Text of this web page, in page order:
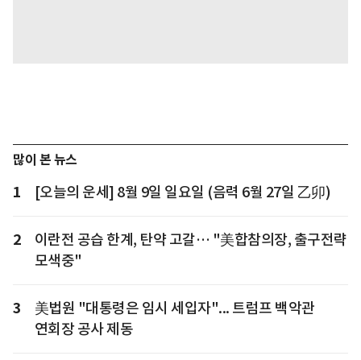
많이 본 뉴스
1 [오늘의 운세] 8월 9일 일요일 (음력 6월 27일 乙卯)
2
이란전 공습 한계, 탄약 고갈… "美합참의장, 출구전략
모색중"
3
美법원 "대통령은 임시 세입자"... 트럼프 백악관
연회장 공사 제동